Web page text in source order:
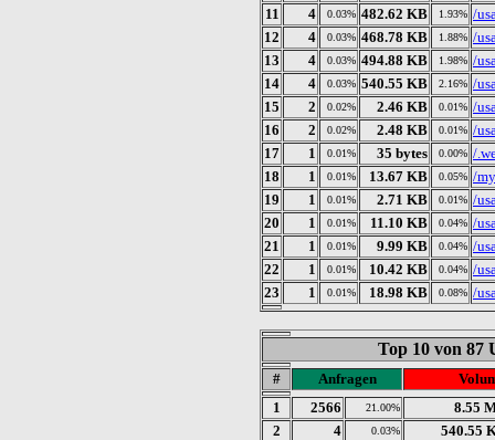
11
4 0.03% 482.62 KB 1.93% /
12
4 0.03% 468.78 KB 1.88% /
13
4 0.03% 494.88 KB 1.98% /
14
4 0.03% 540.55 KB 2.16% /
15
2 0.02% 2.46 KB 0.01% /
16
2 0.02% 2.48 KB 0.01% /
17
1 0.01% 35 bytes 0.00% /
18
1 0.01% 13.67 KB 0.05% /
19
1 0.01% 2.71 KB 0.01% /
20
1 0.01% 11.10 KB 0.04% /
21
1 0.01% 9.99 KB 0.04% /
22
1 0.01% 10.42 KB 0.04% /
23
1 0.01% 18.98 KB 0.08% /
Top 10 von 87
# Anfragen
1
2566 21.00%
8.55
2
4 0.03%
540.55